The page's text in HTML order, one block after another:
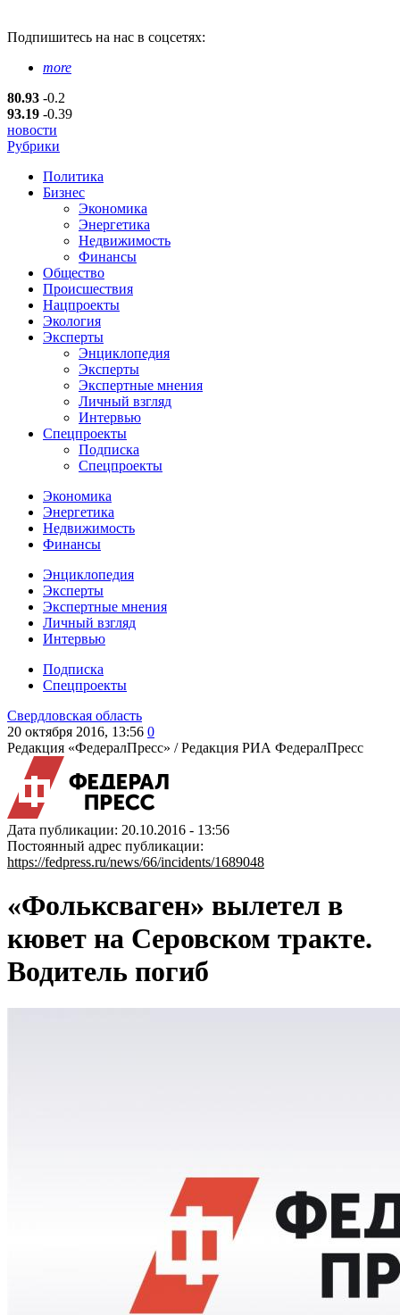
Подпишитесь на нас в соцсетях:
more
80.93 -0.2
93.19 -0.39
новости
Рубрики
Политика
Бизнес
Экономика
Энергетика
Недвижимость
Финансы
Общество
Происшествия
Нацпроекты
Экология
Эксперты
Энциклопедия
Эксперты
Экспертные мнения
Личный взгляд
Интервью
Спецпроекты
Подписка
Спецпроекты
Экономика
Энергетика
Недвижимость
Финансы
Энциклопедия
Эксперты
Экспертные мнения
Личный взгляд
Интервью
Подписка
Спецпроекты
Свердловская область
20 октября 2016, 13:56 0
Редакция «ФедералПресс» /Редакция РИА ФедералПресс
Дата публикации: 20.10.2016 - 13:56
Постоянный адрес публикации:
https://fedpress.ru/news/66/incidents/1689048
«Фольксваген» вылетел в
кювет на Серовском тракте.
Водитель погиб